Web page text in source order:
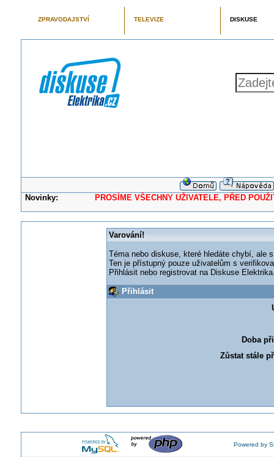
ZPRAVODAJSTVÍ TELEVIZE DISKUSE
Novinky: PROSÍME VŠECHNY UŽIVATELE, PŘED
Varování!
Téma nebo diskuse, které hledáte chybí, ale
Ten je přístupný pouze uživatelům s
Přihlásit nebo registrovat na Diskuse
Přihlásit
Doba
Zůstat stále
Powered by